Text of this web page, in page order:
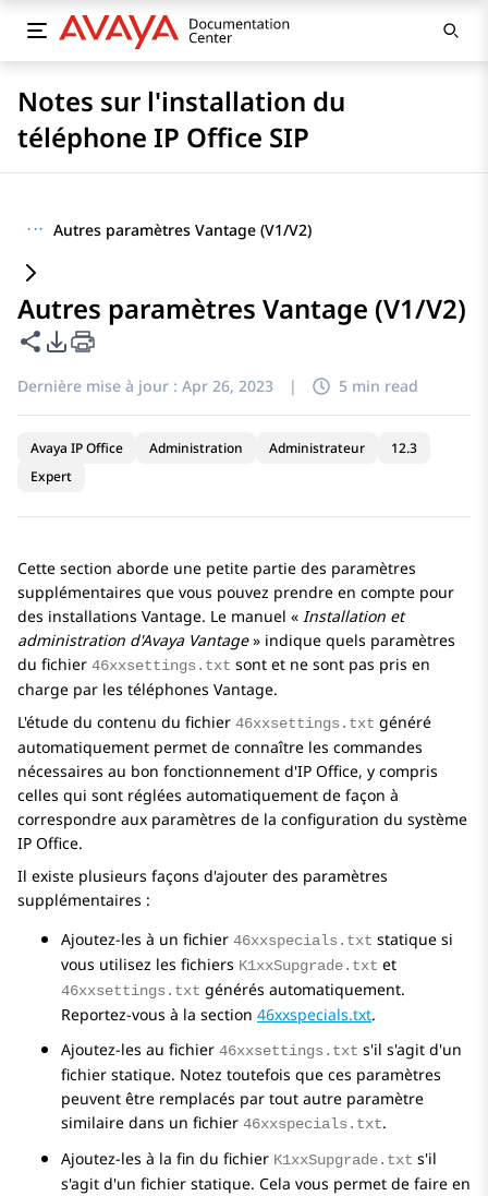
Notes sur l'installation du
téléphone IP Office SIP
··· Autres paramètres Vantage (V1/V2)
Autres paramètres Vantage (V1/V2)
Partager cette page
Options d'exportation PDF
Dernière mise à jour : Apr 26, 2023 | 5 min read
Avaya IP Office Administration Administrateur
12.3
Expert
Cette section aborde une petite partie des paramètres
supplémentaires que vous pouvez prendre en compte pour
des installations Vantage. Le manuel « Installation et
administration d'Avaya Vantage» indique quels paramètres
du fichier 46xxsettings.txt sont et ne sont pas pris en
charge par les téléphones Vantage.
L'étude du contenu du fichier 46xxsettings.txt généré
automatiquement permet de connaître les commandes
nécessaires au bon fonctionnement d'IP Office, y compris
celles qui sont réglées automatiquement de façon à
correspondre aux paramètres de la configuration du système
IP Office.
Il existe plusieurs façons d'ajouter des paramètres
supplémentaires :
Ajoutez-les à un fichier 46xxspecials.txt statique si
vous utilisez les fichiers K1xxSupgrade.txt et
46xxsettings.txt générés automatiquement.
Reportez-vous à la section 46xxspecials.txt.
Ajoutez-les au fichier 46xxsettings.txt s'il s'agit d'un
fichier statique. Notez toutefois que ces paramètres
peuvent être remplacés par tout autre paramètre
similaire dans un fichier 46xxspecials.txt.
Ajoutez-les à la fin du fichier K1xxSupgrade.txt s'il
s'agit d'un fichier statique. Cela vous permet de faire en